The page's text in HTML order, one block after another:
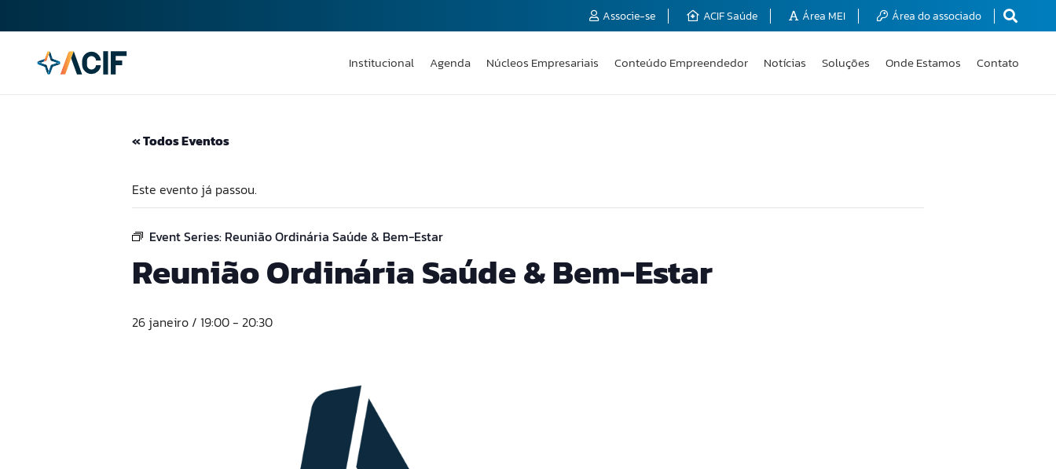
Associe-se ACIF Saúde Área MEI Área do associado
Institucional Agenda Núcleos Empresariais Conteúdo Empreendedor Notícias Soluções Onde Estamos Contato
« Todos Eventos
Este evento já passou.
Event Series: Reunião Ordinária Saúde & Bem-Estar
Reunião Ordinária Saúde & Bem-Estar
26 janeiro / 19:00- 20:30